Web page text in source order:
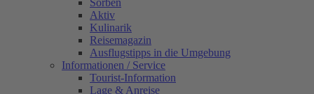
Sorben
Aktiv
Kulinarik
Reisemagazin
Ausflugstipps in die Umgebung
Informationen / Service
Tourist-Information
Lage & Anreise